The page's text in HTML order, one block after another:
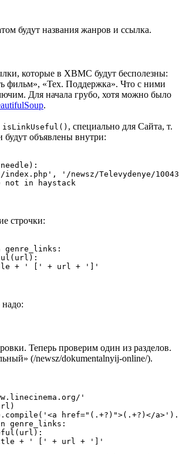
будут названия жанров и ссылка.
которые в XBMC будут бесполезны:
фильм», «Тех. Поддержка». Что с ними
Для начала грубо, хотя можно было
.
isLinkUseful() , специально для Сайта, т.
объявлены внутри:
index.php', '/newsz/Televydenye/
строчки:
Теперь проверим один из разделов.
(/newsz/dokumentalnyij-online/).
'
href="(.+?)">(.+?)</
+ ' [' + url + ']'